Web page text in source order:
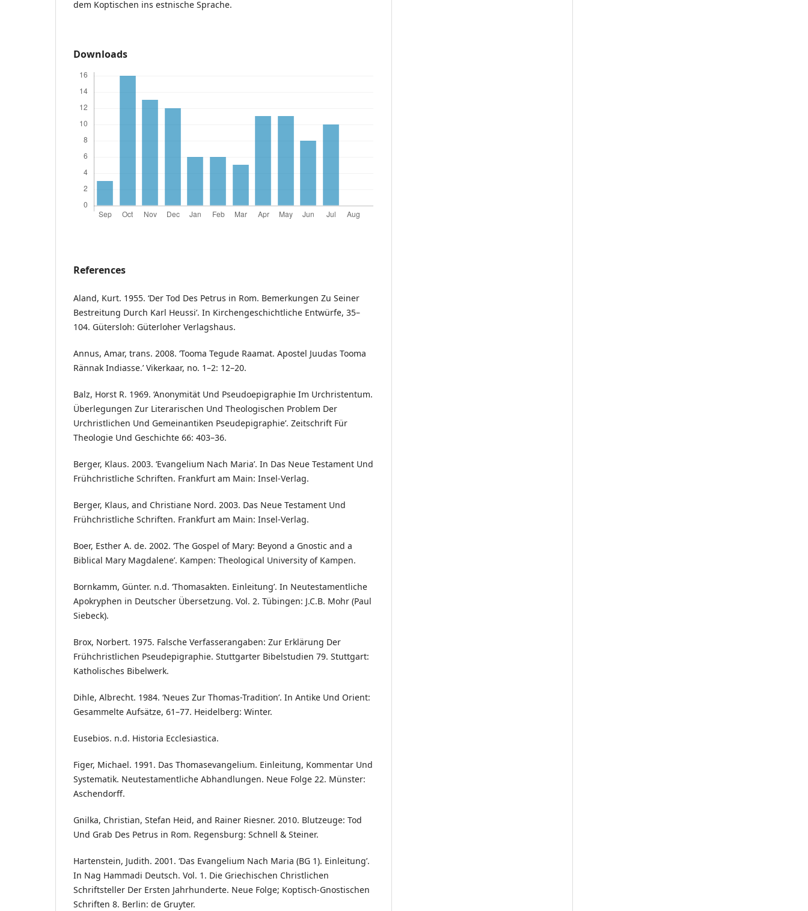
dem Koptischen ins estnische Sprache.
Downloads
References
Aland, Kurt. 1955. ‘Der Tod Des Petrus in Rom. Bemerkungen Zu Seiner
Bestreitung Durch Karl Heussi’. In Kirchengeschichtliche Entwürfe, 35–
104. Gütersloh: Güterloher Verlagshaus.
Annus, Amar, trans. 2008. ‘Tooma Tegude Raamat. Apostel Juudas Tooma
Rännak Indiasse.’ Vikerkaar, no. 1–2: 12–20.
Balz, Horst R. 1969. ‘Anonymität Und Pseudoepigraphie Im Urchristentum.
Überlegungen Zur Literarischen Und Theologischen Problem Der
Urchristlichen Und Gemeinantiken Pseudepigraphie’. Zeitschrift Für
Theologie Und Geschichte 66: 403–36.
Berger, Klaus. 2003. ‘Evangelium Nach Maria’. In Das Neue Testament Und
Frühchristliche Schriften. Frankfurt am Main: Insel-Verlag.
Berger, Klaus, and Christiane Nord. 2003. Das Neue Testament Und
Frühchristliche Schriften. Frankfurt am Main: Insel-Verlag.
Boer, Esther A. de. 2002. ‘The Gospel of Mary: Beyond a Gnostic and a
Biblical Mary Magdalene’. Kampen: Theological University of Kampen.
Bornkamm, Günter. n.d. ‘Thomasakten. Einleitung’. In Neutestamentliche
Apokryphen in Deutscher Übersetzung. Vol. 2. Tübingen: J.C.B. Mohr (Paul
Siebeck).
Brox, Norbert. 1975. Falsche Verfasserangaben: Zur Erklärung Der
Frühchristlichen Pseudepigraphie. Stuttgarter Bibelstudien 79. Stuttgart:
Katholisches Bibelwerk.
Dihle, Albrecht. 1984. ‘Neues Zur Thomas-Tradition’. In Antike Und Orient:
Gesammelte Aufsätze, 61–77. Heidelberg: Winter.
Eusebios. n.d. Historia Ecclesiastica.
Figer, Michael. 1991. Das Thomasevangelium. Einleitung, Kommentar Und
Systematik. Neutestamentliche Abhandlungen. Neue Folge 22. Münster:
Aschendorff.
Gnilka, Christian, Stefan Heid, and Rainer Riesner. 2010. Blutzeuge: Tod
Und Grab Des Petrus in Rom. Regensburg: Schnell & Steiner.
Hartenstein, Judith. 2001. ‘Das Evangelium Nach Maria (BG 1). Einleitung’.
In Nag Hammadi Deutsch. Vol. 1. Die Griechischen Christlichen
Schriftsteller Der Ersten Jahrhunderte. Neue Folge; Koptisch-Gnostischen
Schriften 8. Berlin: de Gruyter.